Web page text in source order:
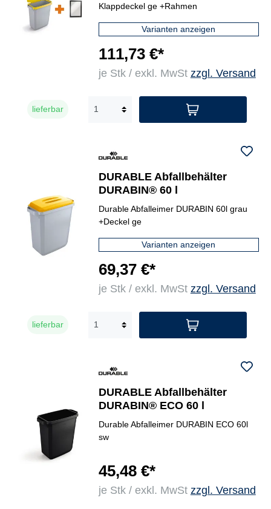
Klappdeckel ge +Rahmen
Varianten anzeigen
111,73 €*
je Stk / exkl. MwSt zzgl. Versand
lieferbar
DURABLE Abfallbehälter
DURABIN® 60 l
Durable Abfalleimer DURABIN 60l grau
+Deckel ge
Varianten anzeigen
69,37 €*
je Stk / exkl. MwSt zzgl. Versand
lieferbar
DURABLE Abfallbehälter
DURABIN® ECO 60 l
Durable Abfalleimer DURABIN ECO 60l
sw
45,48 €*
je Stk / exkl. MwSt zzgl. Versand